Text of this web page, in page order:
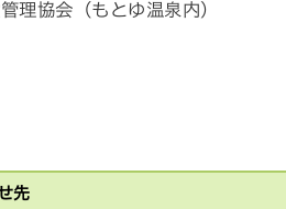
理協会（もとゆ温泉内）
先